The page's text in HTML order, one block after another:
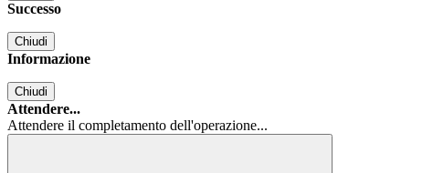
Successo
Chiudi
Informazione
Chiudi
Attendere...
Attendere il completamento dell'operazione...